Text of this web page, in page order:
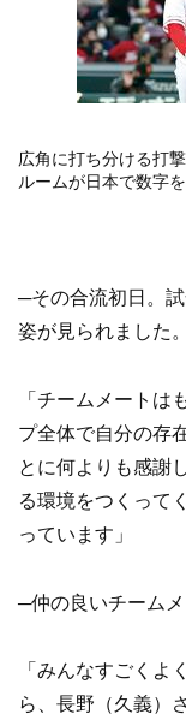
広角に打ち分ける打
ルームが日本で数字
─その合流初日。
姿が見られました。
「チームメートは
プ全体で自分の存
とに何よりも感謝
る環境をつくって
っています」
─仲の良いチームメ
「みんなすごくよ
ら、長野（久義）